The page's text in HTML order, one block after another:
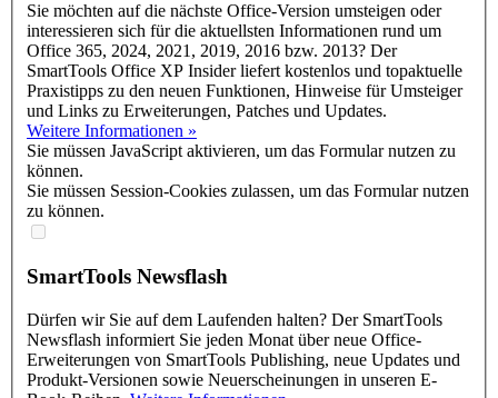
Sie möchten auf die nächste Office-Version umsteigen oder
interessieren sich für die aktuellsten Informationen rund um
Office 365, 2024, 2021, 2019, 2016 bzw. 2013? Der
SmartTools Office XP Insider liefert kostenlos und topaktuelle
Praxistipps zu den neuen Funktionen, Hinweise für Umsteiger
und Links zu Erweiterungen, Patches und Updates.
Weitere Informationen »
Sie müssen JavaScript aktivieren, um das Formular nutzen zu
können.
Sie müssen Session-Cookies zulassen, um das Formular nutzen
zu können.
SmartTools Newsflash
Dürfen wir Sie auf dem Laufenden halten? Der SmartTools
Newsflash informiert Sie jeden Monat über neue Office-
Erweiterungen von SmartTools Publishing, neue Updates und
Produkt-Versionen sowie Neuerscheinungen in unseren E-